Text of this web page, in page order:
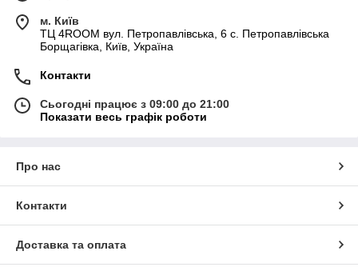
м. Київ
ТЦ 4ROOM вул. Петропавлівська, 6 с. Петропавлівська
Борщагівка, Київ, Україна
Контакти
Сьогодні працює з 09:00 до 21:00
Показати весь графік роботи
Про нас
Контакти
Доставка та оплата